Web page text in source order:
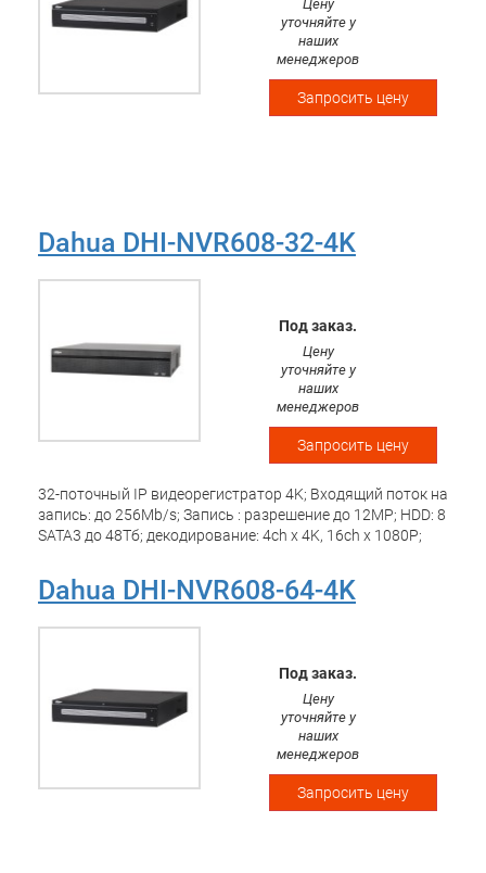
видеоаналитика с камер: 32кн детектор лиц и
распознавание лиц, распознавание номеров ТС, тепловая
карта, подсчет людей, SMD, интеллектуальный поиск.
Цену
уточняйте у
наших
менеджеров
Запросить цену
Dahua DHI-NVR608-32-4K
32-поточный IP видеорегистратор 4K; Входящий поток на
запись: до 256Mb/s; Запись : разрешение до 12MP; HDD: 8
SATA3 до 48Тб; декодирование: 4ch х 4K, 16ch x 1080P;
USB:3 порта 2.0, 1 порт 3.0; Аудио вх. вых 1/1 для
дуплексной связи; Трев. вх. вых. 16/8; Raid
Под заказ.
Цену
уточняйте у
наших
менеджеров
Запросить цену
Dahua DHI-NVR608-64-4K
Под заказ.
Цену
уточняйте у
наших
менеджеров
Запросить цену